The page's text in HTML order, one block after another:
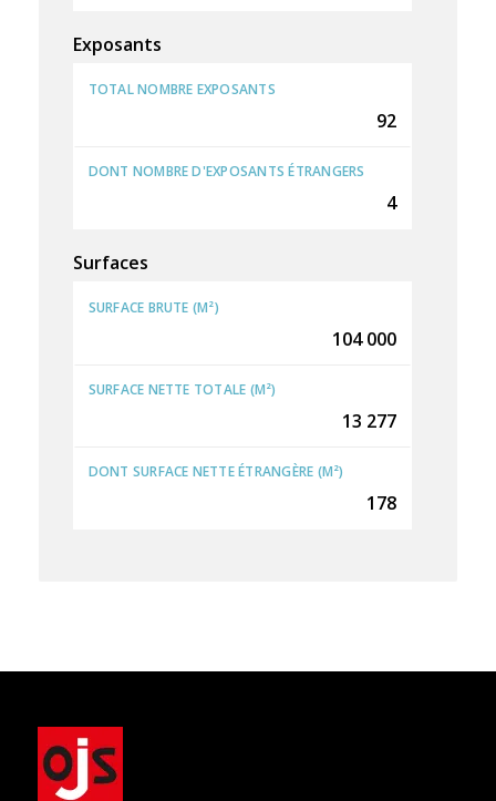
Exposants
TOTAL NOMBRE EXPOSANTS
92
DONT NOMBRE D'EXPOSANTS ÉTRANGERS
4
Surfaces
SURFACE BRUTE (M²)
104 000
SURFACE NETTE TOTALE (M²)
13 277
DONT SURFACE NETTE ÉTRANGÈRE (M²)
178